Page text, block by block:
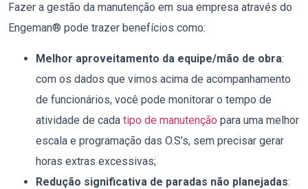
Fazer a gestão da manutenção em sua empresa através do
Engeman® pode trazer benefícios como:
Melhor aproveitamento da equipe/mão de obra:
com os dados que vimos acima de acompanhamento
de funcionários, você pode monitorar o tempo de
atividade de cada tipo de manutenção para uma melhor
escala e programação das O.S’s, sem precisar gerar
horas extras excessivas;
Redução significativa de paradas não planejadas: